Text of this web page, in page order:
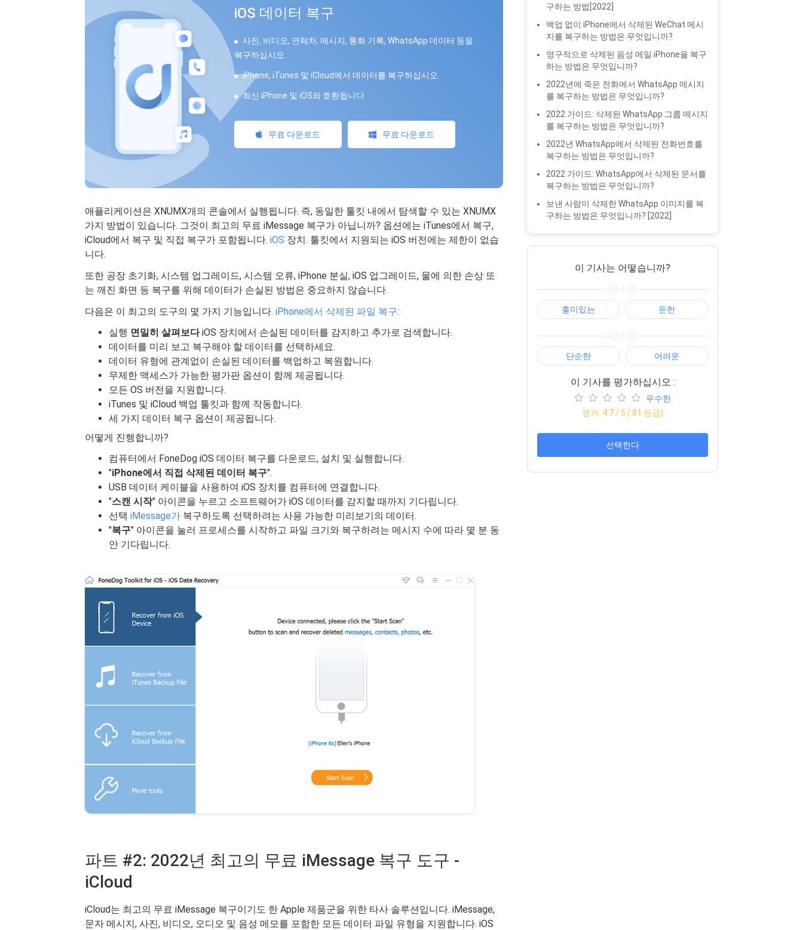
iOS 데이터 복구
사진, 비디오, 연락처, 메시지, 통화 기록, WhatsApp 데이터 등을
복구하십시오.
iPhone, iTunes 및 iCloud에서 데이터를 복구하십시오.
최신 iPhone 및 iOS와 호환됩니다.
무료 다운로드 무료 다운로드
애플리케이션은 XNUMX개의 콘솔에서 실행됩니다. 즉, 동일한 툴킷 내에서 탐색할 수 있는 XNUMX
가지 방법이 있습니다. 그것이 최고의 무료 iMessage 복구가 아닙니까? 옵션에는 iTunes에서 복구,
iCloud에서 복구 및 직접 복구가 포함됩니다. iOS 장치. 툴킷에서 지원되는 iOS 버전에는 제한이 없습
니다.
또한 공장 초기화, 시스템 업그레이드, 시스템 오류, iPhone 분실, iOS 업그레이드, 물에 의한 손상 또
는 깨진 화면 등 복구를 위해 데이터가 손실된 방법은 중요하지 않습니다.
다음은 이 최고의 도구의 몇 가지 기능입니다. iPhone에서 삭제된 파일 복구:
실행 면밀히 살펴보다iOS 장치에서 손실된 데이터를 감지하고 추가로 검색합니다.
데이터를 미리 보고 복구해야 할 데이터를 선택하세요.
데이터 유형에 관계없이 손실된 데이터를 백업하고 복원합니다.
무제한 액세스가 가능한 평가판 옵션이 함께 제공됩니다.
모든 OS 버전을 지원합니다.
iTunes 및 iCloud 백업 툴킷과 함께 작동합니다.
세 가지 데이터 복구 옵션이 제공됩니다.
어떻게 진행합니까?
컴퓨터에서 FoneDog iOS 데이터 복구를 다운로드, 설치 및 실행합니다.
"iPhone에서 직접 삭제된 데이터 복구".
USB 데이터 케이블을 사용하여 iOS 장치를 컴퓨터에 연결합니다.
"스캔 시작" 아이콘을 누르고 소프트웨어가 iOS 데이터를 감지할 때까지 기다립니다.
선택 iMessage가 복구하도록 선택하려는 사용 가능한 미리보기의 데이터.
"복구" 아이콘을 눌러 프로세스를 시작하고 파일 크기와 복구하려는 메시지 수에 따라 몇 분 동
안 기다립니다.
파트 #2: 2022년 최고의 무료 iMessage 복구 도구 -
iCloud
iCloud는 최고의 무료 iMessage 복구이기도 한 Apple 제품군을 위한 타사 솔루션입니다. iMessage,
문자 메시지, 사진, 비디오, 오디오 및 음성 메모를 포함한 모든 데이터 파일 유형을 지원합니다. iOS
구하는 방법[2022]
백업 없이 iPhone에서 삭제된 WeChat 메시
지를 복구하는 방법은 무엇입니까?
영구적으로 삭제된 음성 메일 iPhone을 복구
하는 방법은 무엇입니까?
2022년에 죽은 전화에서 WhatsApp 메시지
를 복구하는 방법은 무엇입니까?
2022 가이드: 삭제된 WhatsApp 그룹 메시지
를 복구하는 방법은 무엇입니까?
2022년 WhatsApp에서 삭제된 전화번호를
복구하는 방법은 무엇입니까?
2022 가이드: WhatsApp에서 삭제된 문서를
복구하는 방법은 무엇입니까?
보낸 사람이 삭제한 WhatsApp 이미지를 복
구하는 방법은 무엇입니까? [2022]
이 기사는 어떻습니까?
/
흥미있는 둔한
/
단순한 어려운
이 기사를 평가하십시오 :
우수한
평가: 4.7/ 5 (81 등급)
선택한다